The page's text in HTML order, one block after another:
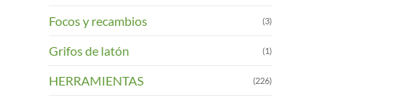
Focos y recambios (3)
Grifos de latón (1)
HERRAMIENTAS (226)